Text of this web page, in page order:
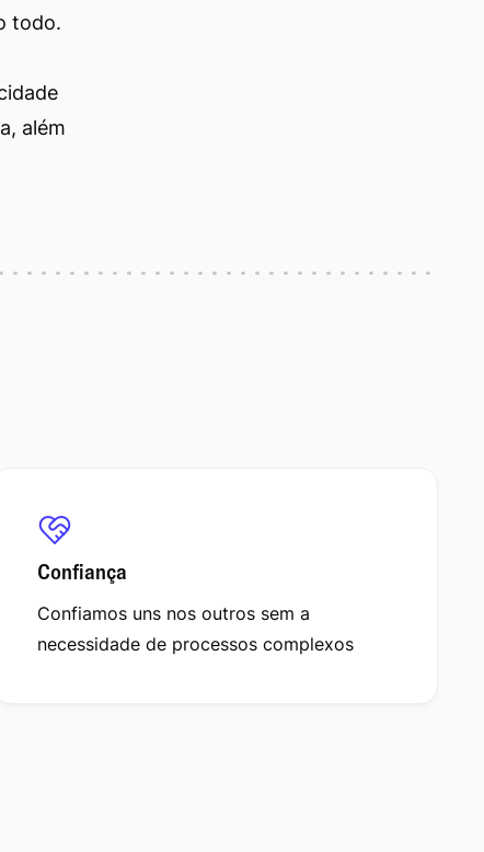
todo.
além
Confiança
Confiamos uns nos outros sem a
necessidade de processos complexos